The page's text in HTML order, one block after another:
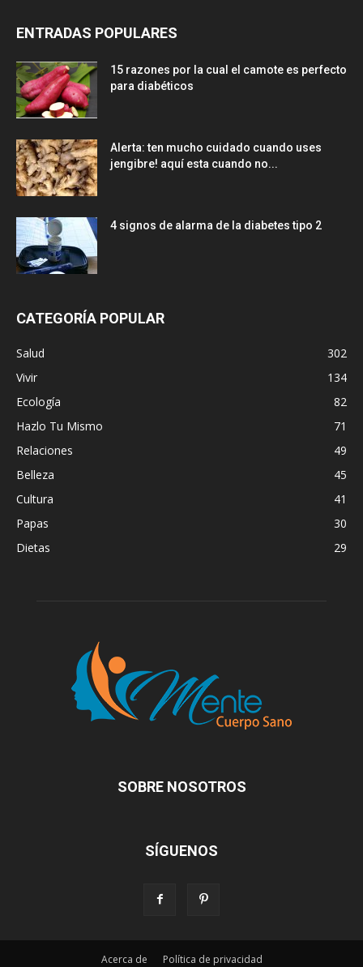
ENTRADAS POPULARES
15 razones por la cual el camote es perfecto
para diabéticos
Alerta: ten mucho cuidado cuando uses
jengibre! aquí esta cuando no...
4 signos de alarma de la diabetes tipo 2
CATEGORÍA POPULAR
Salud
302
Vivir
134
Ecología
82
Hazlo Tu Mismo
71
Relaciones
49
Belleza
45
Cultura
41
Papas
30
Dietas
29
SOBRE NOSOTROS
SÍGUENOS
Acerca de Política de privacidad